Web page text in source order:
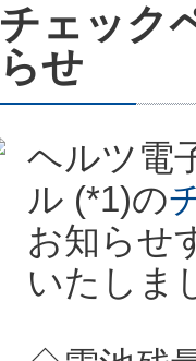
チェック
らせ
ヘルツ電
ル (*1)の
お知らせ
いたしま